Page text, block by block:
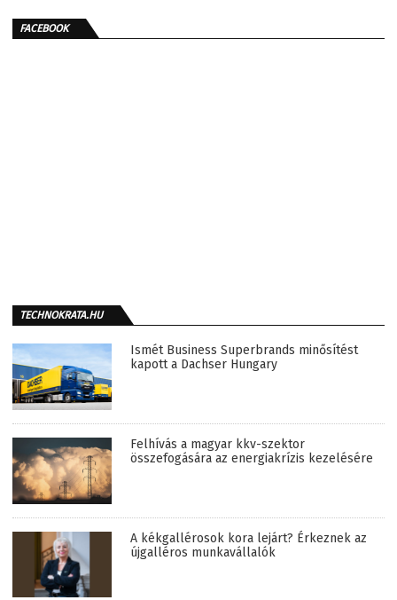
FACEBOOK
TECHNOKRATA.HU
Ismét Business Superbrands minősítést
kapott a Dachser Hungary
Felhívás a magyar kkv-szektor
összefogására az energiakrízis kezelésére
A kékgallérosok kora lejárt? Érkeznek az
újgalléros munkavállalók